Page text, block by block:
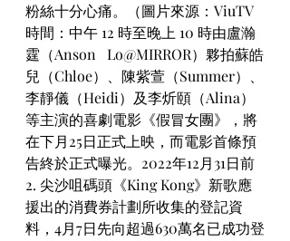
粉絲十分心痛。（圖片來源：ViuTV
時間：中午 12 時至晚上 10 時由盧瀚
霆（Anson   Lo@MIRROR）夥拍蘇皓
兒（Chloe）、陳紫萱（Summer）、
李靜儀（Heidi）及李炘頤（Alina）
等主演的喜劇電影《假冒女團》，將
在下月25日正式上映，而電影首條預
告終於正式曝光。2022年12月31日前
2. 尖沙咀碼頭《King Kong》新歌應
援出的消費券計劃所收集的登記資
料，4月7日先向超過630萬名已成功登